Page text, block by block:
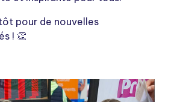
pour de nouvelles
! 👏